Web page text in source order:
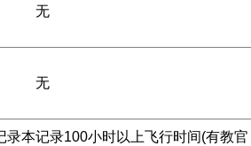
无
无
录本记录100小时以上飞行时间(有教官